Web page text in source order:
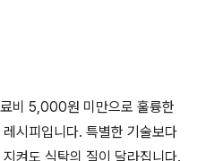
비 5,000원 미만으로 훌륭한
시피입니다. 특별한 기술보다
켜도 식탁의 질이 달라집니다.